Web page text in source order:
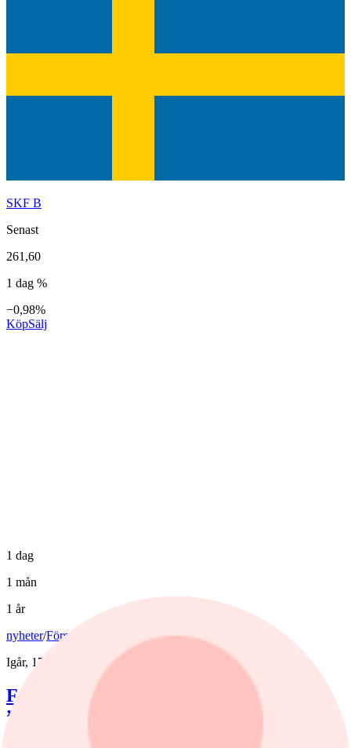
SKF B
Senast
261,60
1 dag %
−0,98%
KöpSälj
1 dag
1 mån
1 år
nyheter/Försvarsbolag
Igår, 17:03
Försvarsförvaltarna spår ny tillväxtfas:
”Goda förutsättningar”